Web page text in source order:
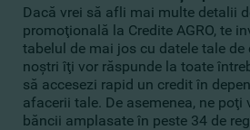
Dacă vrei să afli mai multe detalii
promoţională la Credite AGRO, te
tabelul de mai jos cu datele tale de
noştri îţi vor răspunde la toate
să accesezi rapid un credit în
afacerii tale. De asemenea, ne
băncii amplasate în peste 34 de